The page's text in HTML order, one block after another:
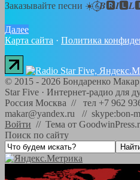
Заказывайте песни
Далее
Карта сайта · Политика
© 2015 - 2026 Бондаренко
Star Five · Интернет-радио для
Россия Москва // тел +7 962
makar@yandex.ru // skype:bon-
Войти // Тема от
Поиск по сайту